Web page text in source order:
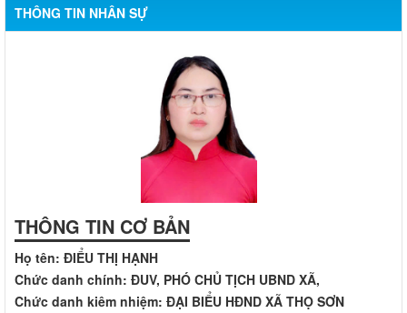
THÔNG TIN NHÂN SỰ
THÔNG TIN CƠ BẢN
Họ tên: ĐIỂU THỊ HẠNH
Chức danh chính: ĐUV, PHÓ CHỦ TỊCH UBND XÃ,
Chức danh kiêm nhiệm: ĐẠI BIỂU HĐND XÃ THỌ SƠN